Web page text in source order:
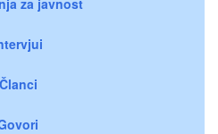
Članci